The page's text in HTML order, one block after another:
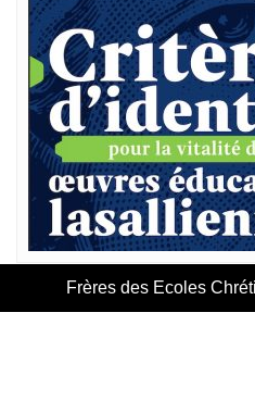
Frères des Ecoles